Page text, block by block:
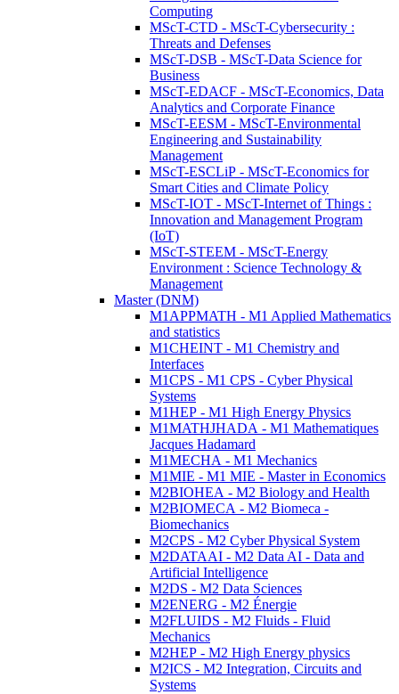
Computing
MScT-CTD - MScT-Cybersecurity :
Threats and Defenses
MScT-DSB - MScT-Data Science for
Business
MScT-EDACF - MScT-Economics, Data
Analytics and Corporate Finance
MScT-EESM - MScT-Environmental
Engineering and Sustainability
Management
MScT-ESCLiP - MScT-Economics for
Smart Cities and Climate Policy
MScT-IOT - MScT-Internet of Things :
Innovation and Management Program
(IoT)
MScT-STEEM - MScT-Energy
Environment : Science Technology &
Management
Master (DNM)
M1APPMATH - M1 Applied Mathematics
and statistics
M1CHEINT - M1 Chemistry and
Interfaces
M1CPS - M1 CPS - Cyber Physical
Systems
M1HEP - M1 High Energy Physics
M1MATHJHADA - M1 Mathematiques
Jacques Hadamard
M1MECHA - M1 Mechanics
M1MIE - M1 MIE - Master in Economics
M2BIOHEA - M2 Biology and Health
M2BIOMECA - M2 Biomeca -
Biomechanics
M2CPS - M2 Cyber Physical System
M2DATAAI - M2 Data AI - Data and
Artificial Intelligence
M2DS - M2 Data Sciences
M2ENERG - M2 Énergie
M2FLUIDS - M2 Fluids - Fluid
Mechanics
M2HEP - M2 High Energy physics
M2ICS - M2 Integration, Circuits and
Systems